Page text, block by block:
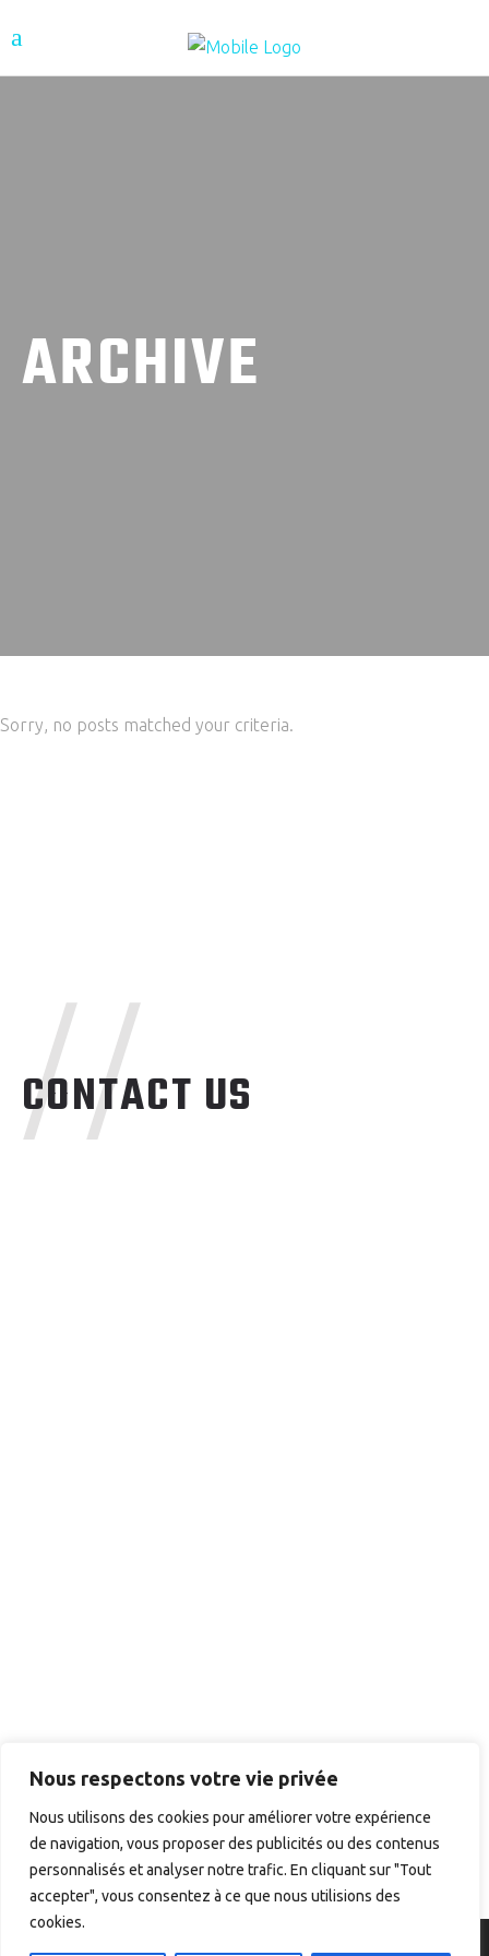
Nous respectons votre vie privée
Nous utilisons des cookies pour améliorer votre expérience
de navigation, vous proposer des publicités ou des contenus
personnalisés et analyser notre trafic. En cliquant sur "Tout
accepter", vous consentez à ce que nous utilisions des
cookies.
ARCHIVE
Sorry, no posts matched your criteria.
CONTACT US
//